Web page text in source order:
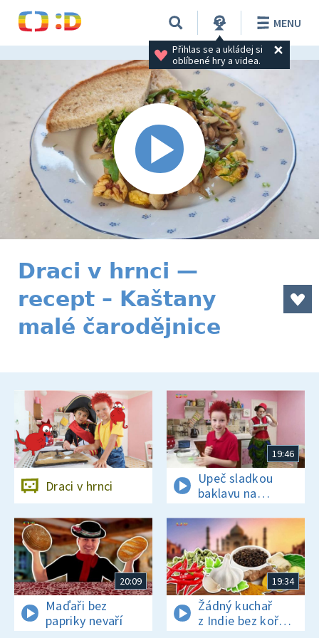
Přihlas se a ukládej si
oblíbené hry a videa.
MENU
Draci v hrnci —
recept – Kaštany
malé čarodějnice
Draci v hrnci
19:46
Upeč sladkou
baklavu na
tureckou oslavu
20:09
Maďaři bez
papriky nevaří
19:34
Žádný kuchař
z Indie bez koření